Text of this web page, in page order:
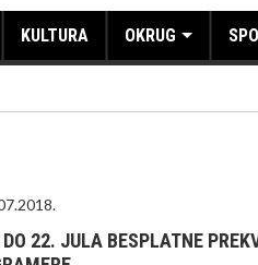
KULTURA OKRUG
DO 22. JULA BESPLATNE